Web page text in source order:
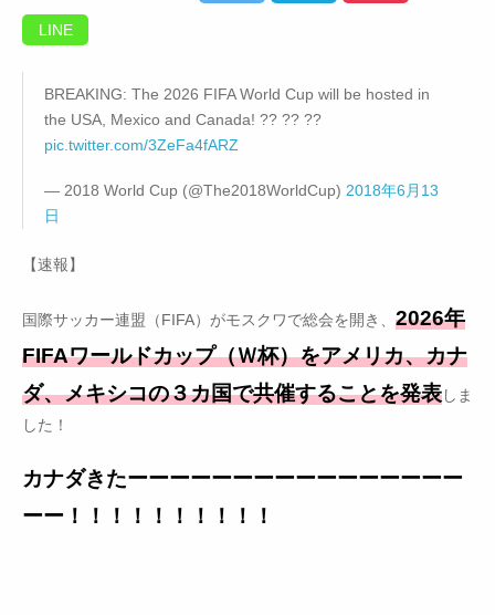
LINE
BREAKING: The 2026 FIFA World Cup will be hosted in
the USA, Mexico and Canada! ?? ?? ??
pic.twitter.com/3ZeFa4fARZ
— 2018 World Cup (@The2018WorldCup) 2018年6月13
日
【速報】
国際サッカー連盟（FIFA）がモスクワで総会を開き、 2026年
FIFAワールドカップ（Ｗ杯）をアメリカ、カナ
ダ、メキシコの３カ国で共催することを発表しま
した！
カナダきたーーーーーーーーーーーーーーーー
ーー！！！！！！！！！！